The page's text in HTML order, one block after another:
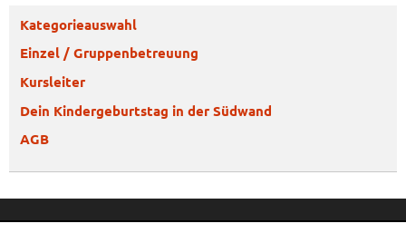
Kategorieauswahl
Einzel / Gruppenbetreuung
Kursleiter
Dein Kindergeburtstag in der Südwand
AGB